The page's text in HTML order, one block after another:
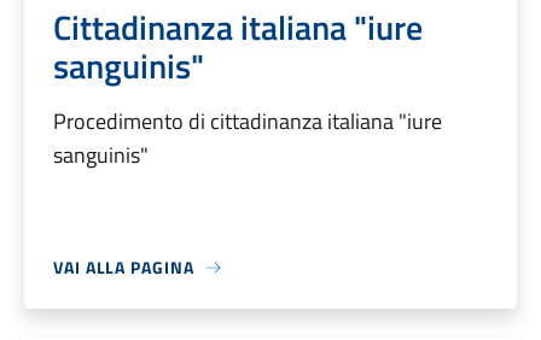
Cittadinanza italiana "iure
sanguinis"
Procedimento di cittadinanza italiana "iure
sanguinis"
VAI ALLA PAGINA